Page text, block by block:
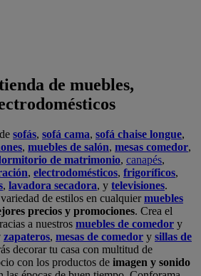
de muebles,
sofás, sofá cama, sofá chaise longue,
, muebles de salón, mesas comedor,
de matrimonio, canapés,
, electrodomésticos, frigoríficos,
, lavadora secadora, y televisiones.
de estilos en cualquiermuebles
precios y promociones. Crea el
a nuestros muebles de comedor y
zapateros, mesas de comedor y sillas de
decorar tu casa con multitud de
con los productos de imagen y sonido